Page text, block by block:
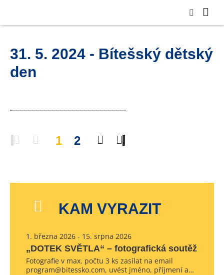
31. 5. 2024 - Bítešský dětský
den
1 2
KAM VYRAZIT
1. března 2026 - 15. srpna 2026
„DOTEK SVĚTLA“ – fotografická soutěž
Fotografie v max. počtu 3 ks zasílat na email
program@bitessko.com, uvést jméno, příjmení a…